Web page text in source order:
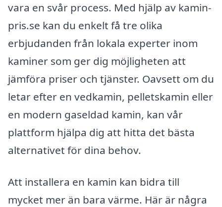
vara en svår process. Med hjälp av kamin-
pris.se kan du enkelt få tre olika
erbjudanden från lokala experter inom
kaminer som ger dig möjligheten att
jämföra priser och tjänster. Oavsett om du
letar efter en vedkamin, pelletskamin eller
en modern gaseldad kamin, kan vår
plattform hjälpa dig att hitta det bästa
alternativet för dina behov.
Att installera en kamin kan bidra till
mycket mer än bara värme. Här är några